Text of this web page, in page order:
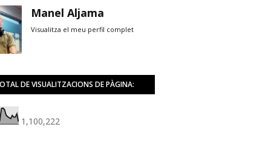
Manel Aljama
Visualitza el meu perfil complet
DE VISUALITZACIONS DE PÀGINA:
1,100,222